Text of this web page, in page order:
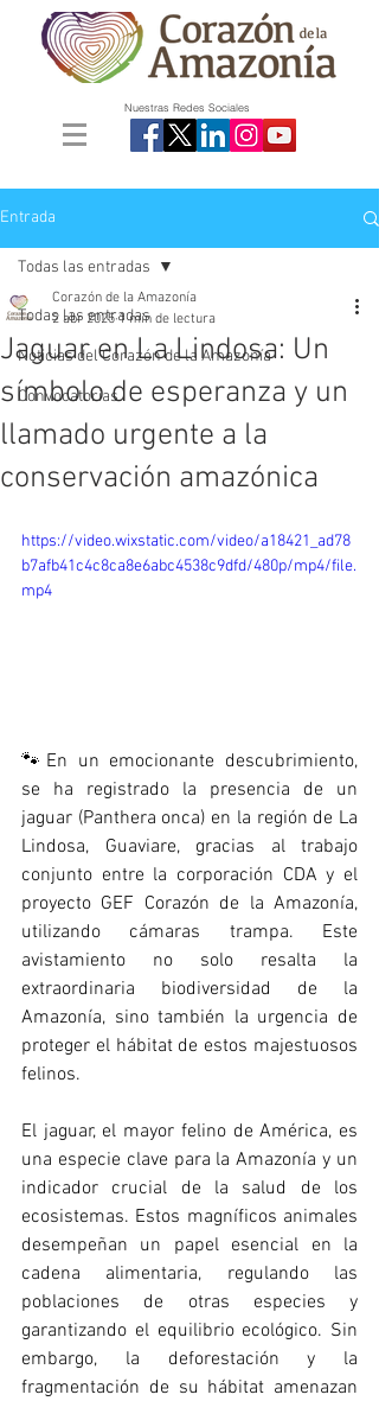
Nuestras Redes Sociales
Entrada
Todas las entradas
Noticias del Corazón de la Amazonía
Convocatorias
Todas las entradas
Jaguar en La Lindosa: Un
símbolo de esperanza y un
llamado urgente a la
conservación amazónica
Corazón de la Amazonía
2 abr 2025 1 min de lectura
https://video.wixstatic.com/video/a18421_ad78
b7afb41c4c8ca8e6abc4538c9dfd/480p/mp4/file.
mp4
🐾En un emocionante descubrimiento,
se ha registrado la presencia de un
jaguar (Panthera onca) en la región de La
Lindosa, Guaviare, gracias al trabajo
conjunto entre la corporación CDA y el
proyecto GEF Corazón de la Amazonía,
utilizando cámaras trampa. Este
avistamiento no solo resalta la
extraordinaria biodiversidad de la
Amazonía, sino también la urgencia de
proteger el hábitat de estos majestuosos
felinos.
El jaguar, el mayor felino de América, es
una especie clave para la Amazonía y un
indicador crucial de la salud de los
ecosistemas. Estos magníficos animales
desempeñan un papel esencial en la
cadena alimentaria, regulando las
poblaciones de otras especies y
garantizando el equilibrio ecológico. Sin
embargo, la deforestación y la
fragmentación de su hábitat amenazan